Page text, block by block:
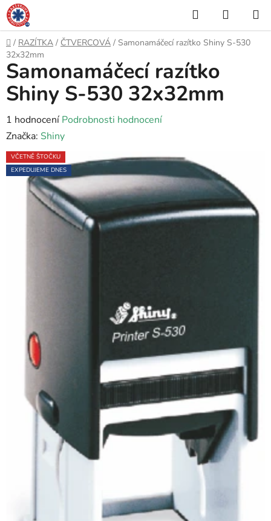
Přejít
na
obsah
Hledat
KOŠÍK
Domů
/ RAZÍTKA / ČTVERCOVÁ / Samonamáčecí razítko Shiny S-530
32x32mm
Samonamáčecí razítko
Shiny S-530 32x32mm
Průměrné
hodnocení
produktu
je
1 hodnocení Podrobnosti hodnocení
Značka: Shiny
VČETNĚ ŠTOČKU
EXPEDUJEME DNES